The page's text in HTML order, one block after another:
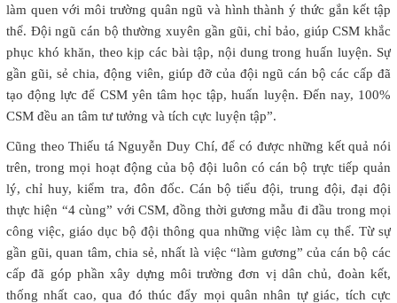
làm quen với môi trường quân ngũ và hình thành ý thức gắn kết tập
thể. Đội ngũ cán bộ thường xuyên gần gũi, chỉ bảo, giúp CSM khắc
phục khó khăn, theo kịp các bài tập, nội dung trong huấn luyện. Sự
gần gũi, sẻ chia, động viên, giúp đỡ của đội ngũ cán bộ các cấp đã
tạo động lực để CSM yên tâm học tập, huấn luyện. Đến nay, 100%
CSM đều an tâm tư tưởng và tích cực luyện tập”.
Cũng theo Thiếu tá Nguyễn Duy Chí, để có được những kết quả nói
trên, trong mọi hoạt động của bộ đội luôn có cán bộ trực tiếp quản
lý, chỉ huy, kiểm tra, đôn đốc. Cán bộ tiểu đội, trung đội, đại đội
thực hiện “4 cùng” với CSM, đồng thời gương mẫu đi đầu trong mọi
công việc, giáo dục bộ đội thông qua những việc làm cụ thể. Từ sự
gần gũi, quan tâm, chia sẻ, nhất là việc “làm gương” của cán bộ các
cấp đã góp phần xây dựng môi trường đơn vị dân chủ, đoàn kết,
thống nhất cao, qua đó thúc đẩy mọi quân nhân tự giác, tích cực